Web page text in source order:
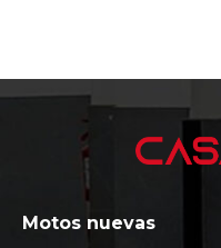
Motos nuevas